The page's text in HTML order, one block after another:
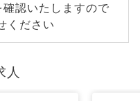
認いたしますので
ください
人